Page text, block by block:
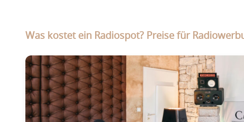
Was kostet ein Radiospot? Preise für